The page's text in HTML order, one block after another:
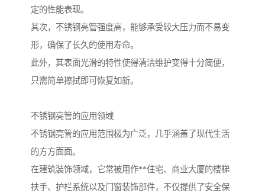
定的性能表现。
其次，不锈钢亮管强度高，能够承受较大压力而不易变
形，确保了长久的使用寿命。
此外，其表面光滑的特性使得清洁维护变得十分简便，
只需简单擦拭即可恢复如新。
不锈钢亮管的应用领域
不锈钢亮管的应用范围极为广泛，几乎涵盖了现代生活
的方方面面。
在建筑装饰领域，它常被用作**住宅、商业大厦的楼梯
扶手、护栏系统以及门窗装饰部件，不仅提供了安全保